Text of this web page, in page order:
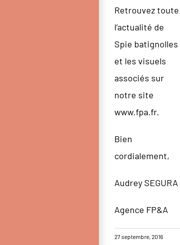
Retrouvez toute
l’actualité de
Spie batignolles
et les visuels
associés sur
notre site
www.fpa.fr.
Bien
cordialement,
Audrey SEGURA
Agence FP&A
27 septembre, 2016